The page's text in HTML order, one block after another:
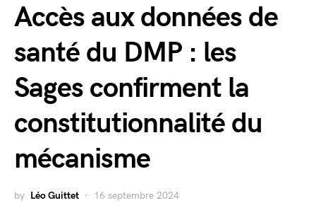
Accès aux données de
santé du DMP : les
Sages confirment la
constitutionnalité du
mécanisme
by Léo Guittet 16 septembre 2024